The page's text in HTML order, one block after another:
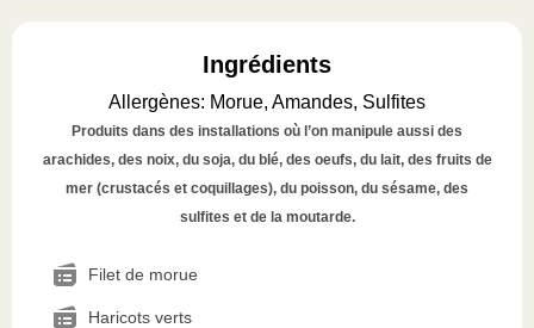
Ingrédients
Allergènes: Morue, Amandes, Sulfites
Produits dans des installations où l’on manipule aussi des
arachides, des noix, du soja, du blé, des oeufs, du lait, des fruits de
mer (crustacés et coquillages), du poisson, du sésame, des
sulfites et de la moutarde.
Filet de morue
Haricots verts